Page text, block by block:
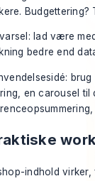
Budgettering?
lad være
bedre end
en carousel til
indhold